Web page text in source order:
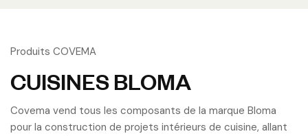
Produits COVEMA
CUISINES BLOMA
Covema vend tous les composants de la marque Bloma
pour la construction de projets intérieurs de cuisine, allant